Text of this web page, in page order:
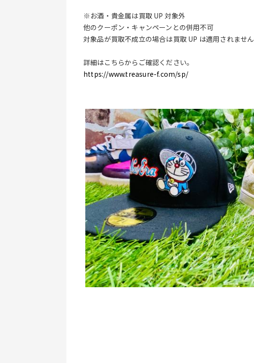
※お酒・貴金属は買取 UP 対象外
他のクーポン・キャンペーンとの併用不可
対象品が買取不成立の場合は買取 UP は適用されません
詳細はこちらからご確認ください。
https://www.treasure-f.com/sp/